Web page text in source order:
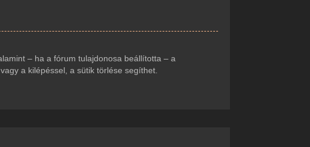
– ha a fórum tulajdonosa beállította – a
a kilépéssel, a sütik törlése segíthet.